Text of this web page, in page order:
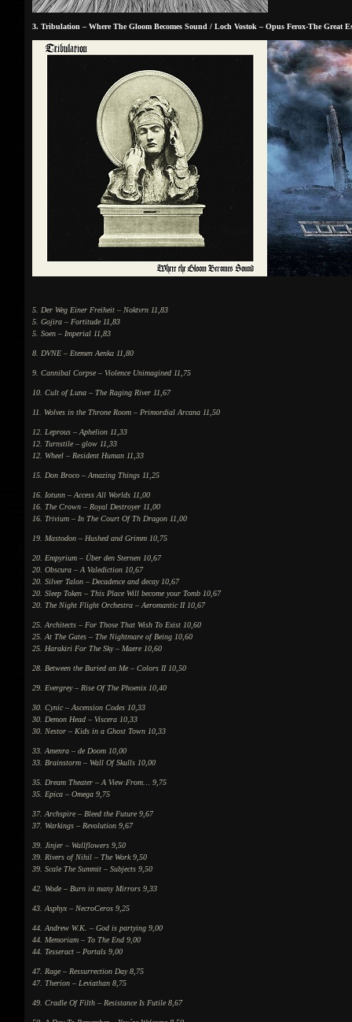
3. Tribulation – Where The Gloom Becomes Sound / Loch Vostok – Opus Ferox-The Great
5. Der Weg Einer Freiheit – Noktvrn 11,83
5. Gojira – Fortitude 11,83
5. Soen – Imperial 11,83
8. DVNE – Etemen Aenka 11,80
9. Cannibal Corpse – Violence Unimagined 11,75
10. Cult of Luna – The Raging River 11,67
11. Wolves in the Throne Room – Primordial Arcana 11,50
12. Leprous – Aphelion 11,33
12. Turnstile – glow 11,33
12. Wheel – Resident Human 11,33
15. Don Broco – Amazing Things 11,25
16. Iotunn – Access All Worlds 11,00
16. The Crown – Royal Destroyer 11,00
16. Trivium – In The Court Of Th Dragon 11,00
19. Mastodon – Hushed and Grimm 10,75
20. Empyrium – Über den Sternen 10,67
20. Obscura – A Valediction 10,67
20. Silver Talon – Decadence and decay 10,67
20. Sleep Token – This Place Will become your Tomb 10,67
20. The Night Flight Orchestra – Aeromantic II 10,67
25. Architects – For Those That Wish To Exist 10,60
25. At The Gates – The Nightmare of Being 10,60
25. Harakiri For The Sky – Maere 10,60
28. Between the Buried an Me – Colors II 10,50
29. Evergrey – Rise Of The Phoenix 10,40
30. Cynic – Ascension Codes 10,33
30. Demon Head – Viscera 10,33
30. Nestor – Kids in a Ghost Town 10,33
33. Amenra – de Doom 10,00
33. Brainstorm – Wall Of Skulls 10,00
35. Dream Theater – A View From… 9,75
35. Epica – Omega 9,75
37. Archspire – Bleed the Future 9,67
37. Warkings – Revolution 9,67
39. Jinjer – Wallflowers 9,50
39. Rivers of Nihil – The Work 9,50
39. Scale The Summit – Subjects 9,50
42. Wode – Burn in many Mirrors 9,33
43. Asphyx – NecroCeros 9,25
44. Andrew W.K. – God is partying 9,00
44. Memoriam – To The End 9,00
44. Tesseract – Portals 9,00
47. Rage – Ressurrection Day 8,75
47. Therion – Leviathan 8,75
49. Cradle Of Filth – Resistance Is Futile 8,67